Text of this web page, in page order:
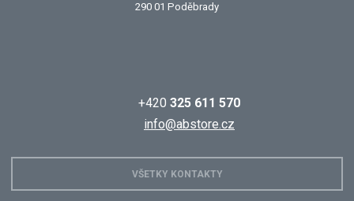
290 01 Poděbrady
+420 325 611 570
info@abstore.cz
VŠETKY KONTAKTY